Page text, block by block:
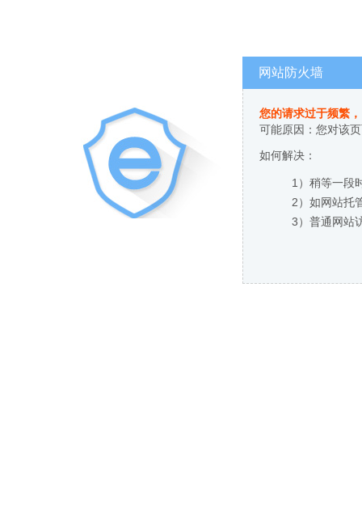
网站防火墙
您的请求过于频繁
可能原因：您对该
如何解决：
1）稍等一段
2）如网站托
3）普通网站